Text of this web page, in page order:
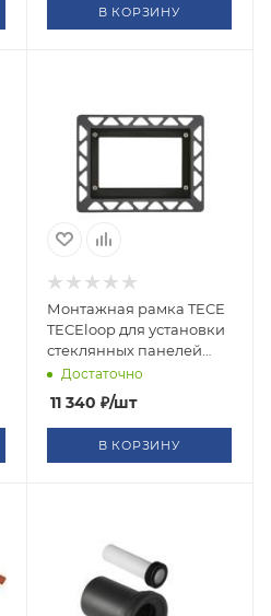
В КОРЗИНУ
Монтажная рамка TECE
TECEloop для установки
стеклянных панелей
TECEloop или
TECEsquare на уровне
стены Черный 9240647
Достаточно
11 340 ₽/шт
В КОРЗИНУ